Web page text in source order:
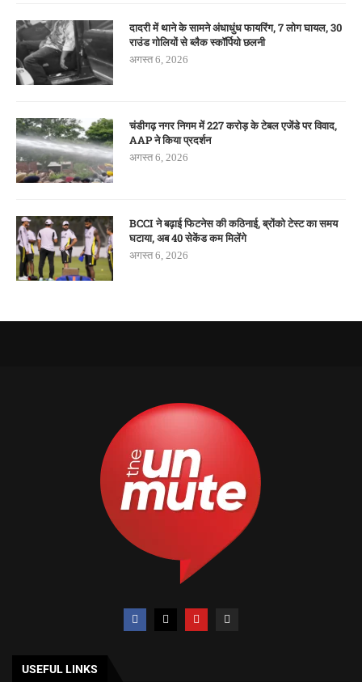
दादरी में थाने के सामने अंधाधुंध फायरिंग, 7 लोग घायल, 30
राउंड गोलियों से ब्लैक स्कॉर्पियो छलनी
अगस्त 6, 2026
चंडीगढ़ नगर निगम में 227 करोड़ के टेबल एजेंडे पर विवाद,
AAP ने किया प्रदर्शन
अगस्त 6, 2026
BCCI ने बढ़ाई फिटनेस की कठिनाई, ब्रोंको टेस्ट का समय
घटाया, अब 40 सेकेंड कम मिलेंगे
अगस्त 6, 2026
USEFUL LINKS